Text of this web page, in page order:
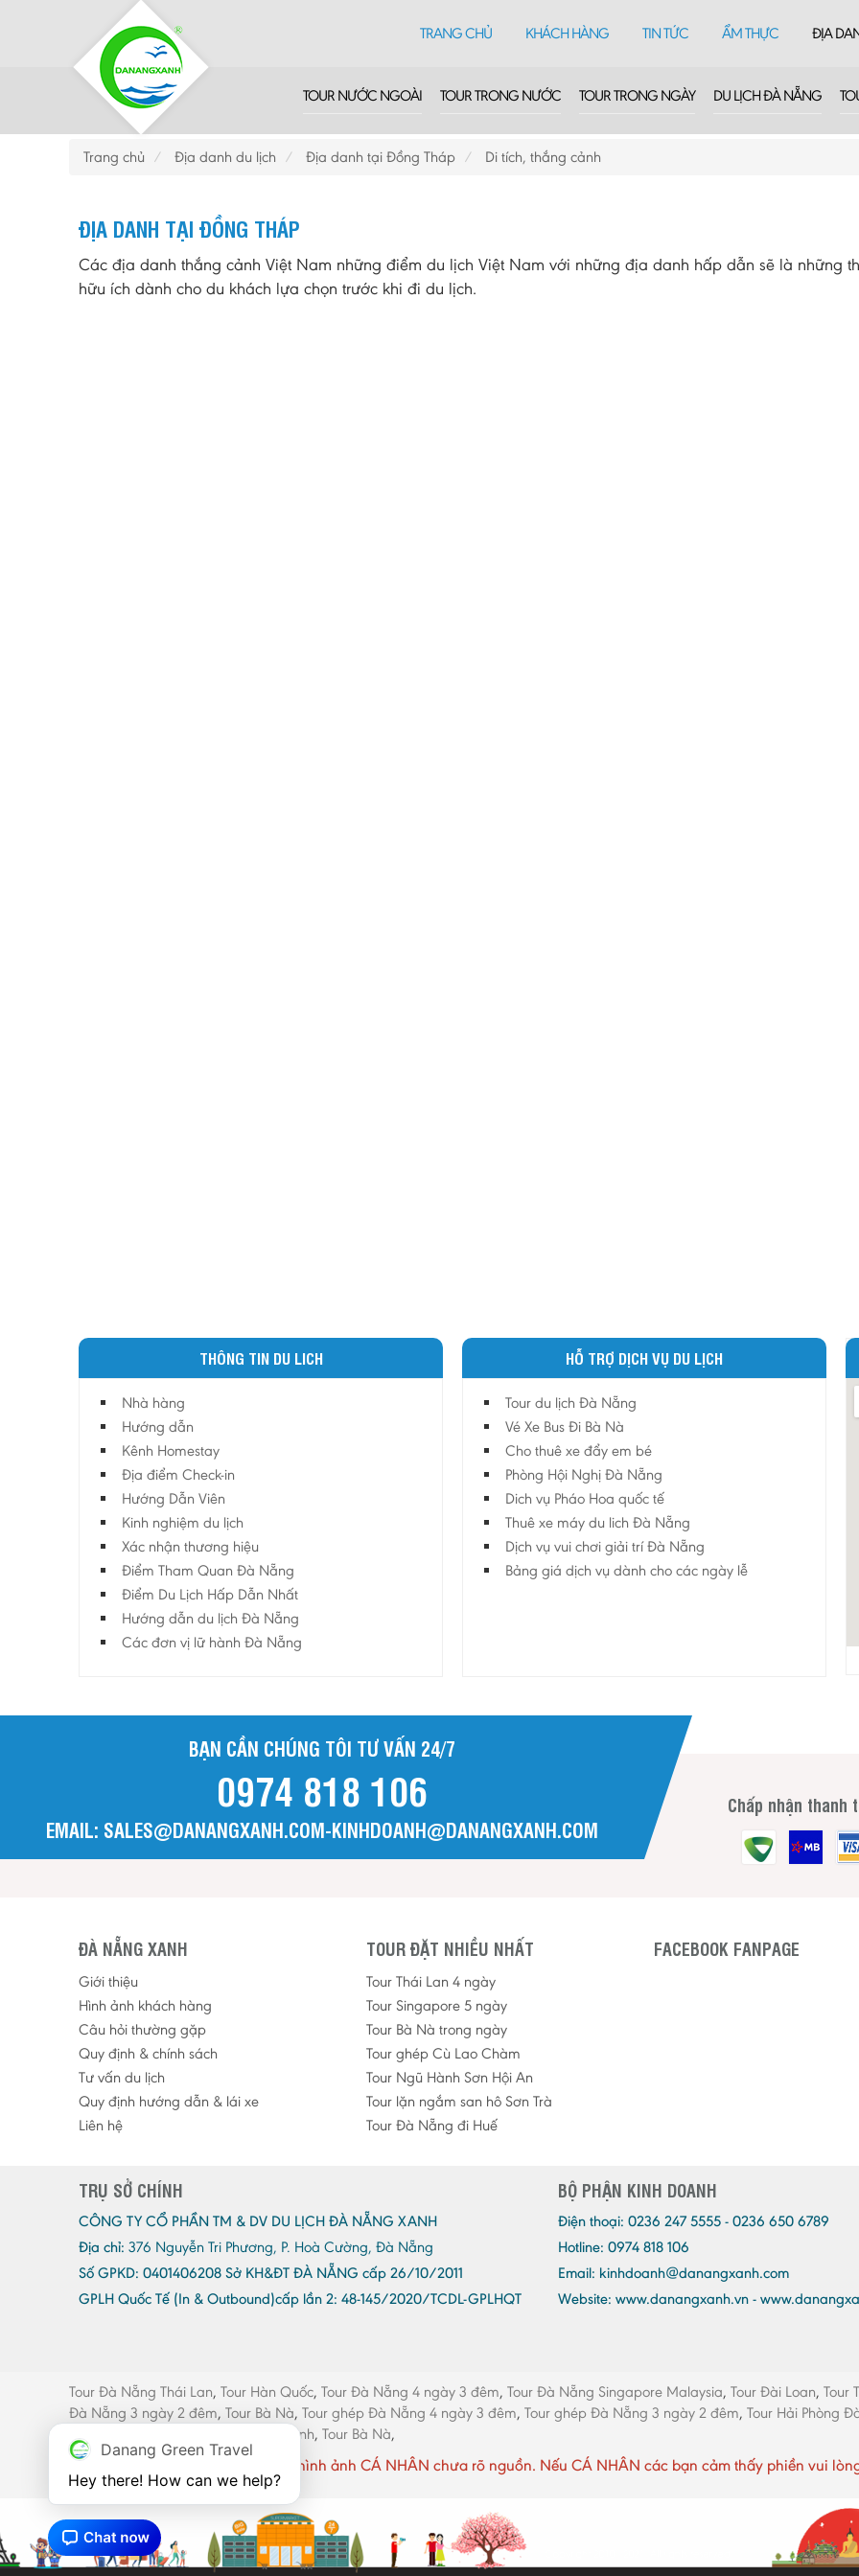
TRANG CHỦ KHÁCH HÀNG TIN TỨC ẨM THỰC ĐỊA
TOUR NƯỚC NGOÀI TOUR TRONG NƯỚC TOUR TRONG NGÀY DU LỊCH ĐÀ NẴNG
Trang chủ Địa danh du lịch Địa danh tại Đồng Tháp Di tích, thắng cảnh
ĐỊA DANH TẠI ĐỒNG THÁP
Các địa danh thắng cảnh Việt Nam những điểm du lịch Việt Nam với những địa danh hấp dẫn sẽ là những
hữu ích dành cho du khách lựa chọn trước khi đi du lịch.
THÔNG TIN DU LICH
Nhà hàng
Hướng dẫn
Kênh Homestay
Địa điểm Check-in
Hướng Dẫn Viên
Kinh nghiệm du lịch
Xác nhận thương hiệu
Điểm Tham Quan Đà Nẵng
Điểm Du Lịch Hấp Dẫn Nhất
Hướng dẫn du lịch Đà Nẵng
Các đơn vị lữ hành Đà Nẵng
HỖ TRỢ DỊCH VỤ DU LỊCH
Tour du lịch Đà Nẵng
Vé Xe Bus Đi Bà Nà
Cho thuê xe đẩy em bé
Phòng Hội Nghị Đà Nẵng
Dich vụ Pháo Hoa quốc tế
Thuê xe máy du lich Đà Nẵng
Dịch vụ vui chơi giải trí Đà Nẵng
Bảng giá dịch vụ dành cho các ngày lễ
BẠN CẦN CHÚNG TÔI TƯ VẤN 24/7
0974 818 106
EMAIL: SALES@DANANGXANH.COM-KINHDOANH@DANANGXANH.COM
Chấp nhận thanh
ĐÀ NẴNG XANH
Giới thiệu
Hình ảnh khách hàng
Câu hỏi thường gặp
Quy định & chính sách
Tư vấn du lịch
Quy định hướng dẫn & lái xe
Liên hệ
TOUR ĐẶT NHIỀU NHẤT
Tour Thái Lan 4 ngày
Tour Singapore 5 ngày
Tour Bà Nà trong ngày
Tour ghép Cù Lao Chàm
Tour Ngũ Hành Sơn Hội An
Tour lặn ngắm san hô Sơn Trà
Tour Đà Nẵng đi Huế
FACEBOOK FANPAGE
TRỤ SỞ CHÍNH
CÔNG TY CỔ PHẦN TM & DV DU LỊCH ĐÀ NẴNG XANH
Địa chỉ: 376 Nguyễn Tri Phương, P. Hoà Cường, Đà Nẵng
Số GPKD: 0401406208 Sở KH&ĐT ĐÀ NẴNG cấp 26/10/2011
GPLH Quốc Tế (In & Outbound)cấp lần 2: 48-145/2020/TCDL-GPLHQT
BỘ PHẬN KINH DOANH
Điện thoại: 0236 247 5555 - 0236 650 6789
Hotline: 0974 818 106
Email: kinhdoanh@danangxanh.com
Website: www.danangxanh.vn -
Tour Đà Nẵng Thái Lan, Tour Hàn Quốc, Tour Đà Nẵng 4 ngày 3 đêm, Tour Đà Nẵng Singapore Malaysia, Tour Đài Loan, Tour
Đà Nẵng 3 ngày 2 đêm, Tour Bà Nà, Tour ghép Đà Nẵng 4 ngày 3 đêm, Tour ghép Đà Nẵng 3 ngày 2 đêm, Tour Hải Phòng
Thang máy Quảng Bình, Tour Bà Nà,
Website có sử dụng một số hình ảnh CÁ NHÂN chưa rõ nguồn. Nếu CÁ NHÂN các bạn cảm thấy phiền vui
Danang Green Travel
Hey there! How can we help?